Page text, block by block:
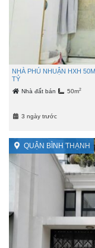
NHÀ PHÚ NHUẬN HXH
TỶ
Nhà đất bán 50m2
3 ngày trước
QUẬN BÌNH THẠNH